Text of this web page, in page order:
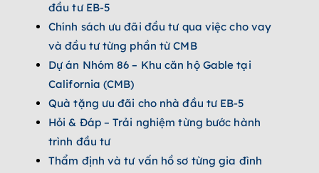
đầu tư EB-5
Chính sách ưu đãi đầu tư qua việc cho vay
và đầu tư từng phần từ CMB
Dự án Nhóm 86 – Khu căn hộ Gable tại
California (CMB)
Quà tặng ưu đãi cho nhà đầu tư EB-5
Hỏi & Đáp – Trải nghiệm từng bước hành
trình đầu tư
Thẩm định và tư vấn hồ sơ từng gia đình